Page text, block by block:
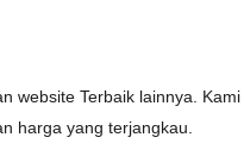
website Terbaik lainnya.
harga yang terjangkau.